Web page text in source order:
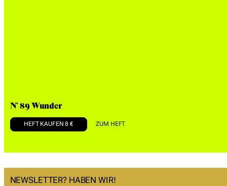
N° 89 Wunder
HEFT KAUFEN 8 € ZUM HEFT
NEWSLETTER? HABEN WIR!